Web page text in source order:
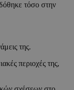
τόσο στην
της.
περιοχές της,